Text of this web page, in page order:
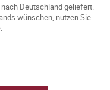
Deutschland geliefert.
wünschen, nutzen Sie